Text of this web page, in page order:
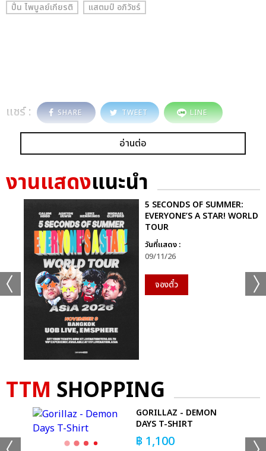
ปั่น ไพบูลย์เกียรติ
แสตมป์ อภิวัชร์
แชร์ : SHARE TWEET LINE
อ่านต่อ
งานแสดงแนะนำ
5 SECONDS OF SUMMER:
EVERYONE’S A STAR! WORLD
TOUR
วันที่แสดง :
09/11/26
จองตั๋ว
TTM SHOPPING
GORILLAZ - DEMON
DAYS T-SHIRT
฿ 1,100